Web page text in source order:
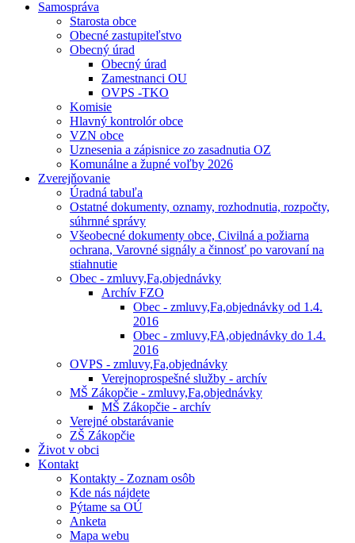
Samospráva
Starosta obce
Obecné zastupiteľstvo
Obecný úrad
Obecný úrad
Zamestnanci OU
OVPS -TKO
Komisie
Hlavný kontrolór obce
VZN obce
Uznesenia a zápisnice zo zasadnutia OZ
Komunálne a župné voľby 2026
Zverejňovanie
Úradná tabuľa
Ostatné dokumenty, oznamy, rozhodnutia, rozpočty,
súhrnné správy
Všeobecné dokumenty obce, Civilná a požiarna
ochrana, Varovné signály a činnosť po varovaní na
stiahnutie
Obec - zmluvy,Fa,objednávky
Archív FZO
Obec - zmluvy,Fa,objednávky od 1.4.
2016
Obec - zmluvy,FA,objednávky do 1.4.
2016
OVPS - zmluvy,Fa,objednávky
Verejnoprospešné služby - archív
MŠ Zákopčie - zmluvy,Fa,objednávky
MŠ Zákopčie - archív
Verejné obstarávanie
ZŠ Zákopčie
Život v obci
Kontakt
Kontakty - Zoznam osôb
Kde nás nájdete
Pýtame sa OÚ
Anketa
Mapa webu